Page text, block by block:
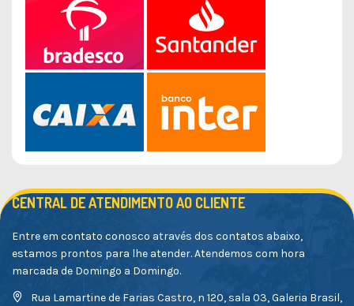
CENTRAL DE ATENDIMENTO AO CLIENTE
Entre em contato conosco através dos contatos abaixo,
estamos prontos para lhe atender. Atendemos com hora
marcada de Domingo a Domingo.
Rua Lamartine de Farias Castro, n 120, sala 03, Galeria Brasil,